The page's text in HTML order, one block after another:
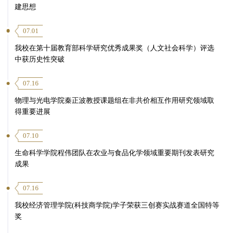
建思想
07.01
我校在第十届教育部科学研究优秀成果奖（人文社会科学）评选
中获历史性突破
07.16
物理与光电学院秦正波教授课题组在非共价相互作用研究领域取
得重要进展
07.10
生命科学学院程伟团队在农业与食品化学领域重要期刊发表研究
成果
07.16
我校经济管理学院(科技商学院)学子荣获三创赛实战赛道全国特等
奖